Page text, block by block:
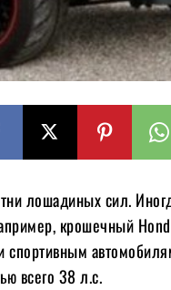
лошадиных сил.
крошечный
всего 38 л.с.